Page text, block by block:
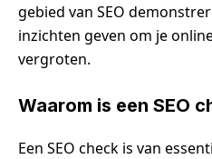
gebied van SEO
inzichten geven om je
vergroten.
Waarom is een SEO
Een SEO check is van